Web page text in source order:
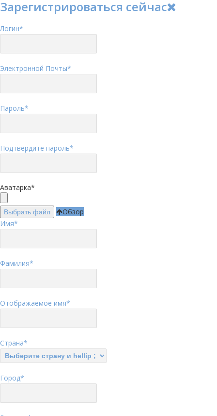
Зарегистрироваться сейчас
Логин*
Электронной Почты*
Пароль*
Подтвердите пароль*
Аватарка*
Выбрать файл
Обзор
Имя*
Фамилия*
Отображаемое имя*
Страна*
Город*